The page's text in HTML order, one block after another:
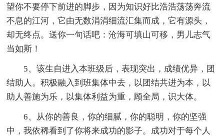
望你不要停下前进的脚步，因为知识好比浩浩荡荡奔流
不息的江河，它由无数涓涓细流汇集而成，它有源头，
却无终点。送你一句话吧：沧海可填山可移，男儿志气
当如斯！
5、该生自进入本班级后，表现突出，成绩优异，团
结助人。积极融入到班集体中去，以团结共进为本，以
助人善施为乐，以集体利益为重，顾全局，识大体。
6、从你的善良，你的细腻，你的聪明，你的坚强
中，我依稀看到了你将来成功的影子。成功对于每个人